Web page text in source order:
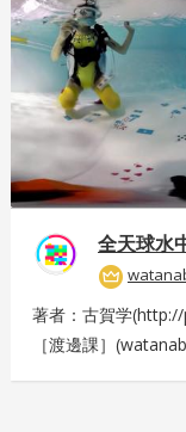
再撮影した映像は
https://
9e69-c14eef62ea6b
全天球水
著者：古賀学
［渡邊課］